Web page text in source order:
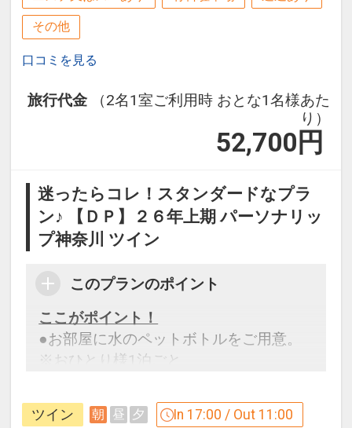
その他
口コミを見る
旅行代金
（2名1室ご利用時 おとな1名様あた
り）
52,700 円
迷ったらコレ！スタンダードなプラ
ン♪ 【ＤＰ】２６年上期 パーソナリッ
プ神奈川 ツイン
このプランのポイント
ここがポイント！
●お部屋に水のペットボトルをご用意。
※おひとり様1泊ごと
※旅行代金に含まれます。
ツイン 朝 昼 夕 In 17:00 / Out 11:00